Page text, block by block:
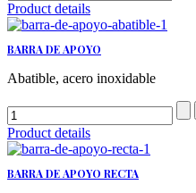
Product details
BARRA DE APOYO
Abatible, acero inoxidable
Product details
BARRA DE APOYO RECTA